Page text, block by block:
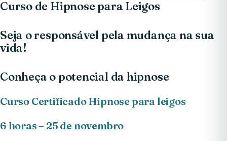
Curso de Hipnose para Leigos
Seja o responsável pela mudança na sua
vida!
Conheça o potencial da hipnose
Curso Certificado Hipnose para leigos
6 horas – 25 de novembro